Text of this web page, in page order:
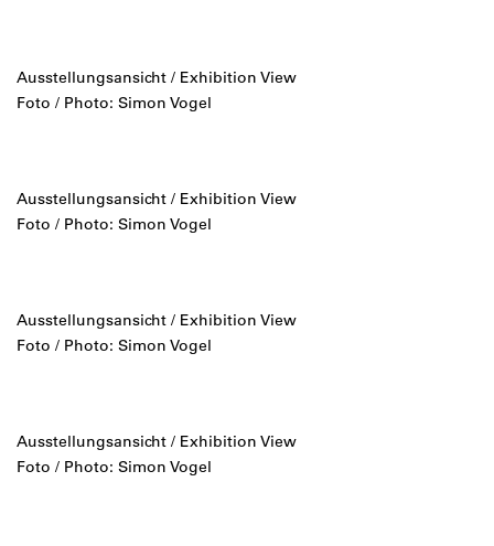
Ausstellungsansicht / Exhibition View
Foto / Photo: Simon Vogel
Ausstellungsansicht / Exhibition View
Foto / Photo: Simon Vogel
Ausstellungsansicht / Exhibition View
Foto / Photo: Simon Vogel
Ausstellungsansicht / Exhibition View
Foto / Photo: Simon Vogel